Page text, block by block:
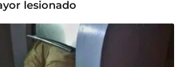
lesionado